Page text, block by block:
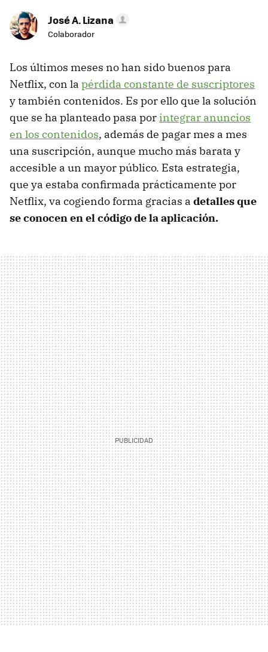
José A. Lizana
Colaborador
Los últimos meses no han sido buenos para
Netflix, con la pérdida constante de suscriptores
y también contenidos. Es por ello que la solución
que se ha planteado pasa por integrar anuncios
en los contenidos, además de pagar mes a mes
una suscripción, aunque mucho más barata y
accesible a un mayor público. Esta estrategia,
que ya estaba confirmada prácticamente por
Netflix, va cogiendo forma gracias a detalles que
se conocen en el código de la aplicación.